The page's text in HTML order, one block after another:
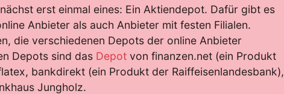
erst einmal eines: Ein Aktiendepot. Dafür gibt es
Anbieter als auch Anbieter mit festen Filialen.
die verschiedenen Depots der online Anbieter
Depots sind das Depot von finanzen.net (ein Produkt
bankdirekt (ein Produkt der Raiffeisenlandesbank),
Jungholz.